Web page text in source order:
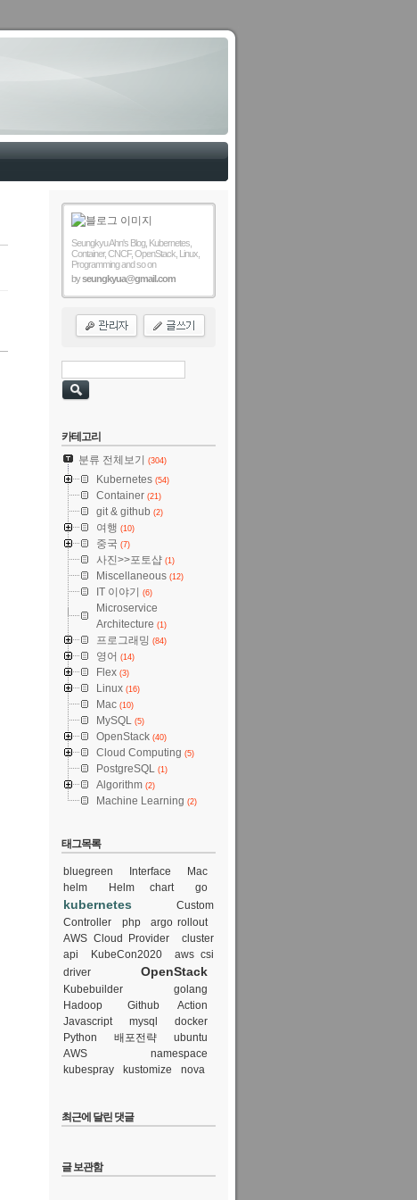
Seungkyu Ahn's Blog, Kubernetes,
Container, CNCF, OpenStack, Linux,
Programming and so on
byseungkyua@gmail.com
카테고리
분류 전체보기
(304)
Kubernetes (54)
Container (21)
git & github (2)
여행 (10)
중국 (7)
사진>>포토샵 (1)
Miscellaneous (12)
IT 이야기 (6)
Microservice
Architecture (1)
프로그래밍 (84)
영어 (14)
Flex (3)
Linux (16)
Mac (10)
MySQL (5)
OpenStack (40)
Cloud Computing (5)
PostgreSQL (1)
Algorithm (2)
Machine Learning (2)
태그목록
bluegreen Interface
Mac
helm
Helm chart go
kubernetes
Custom
Controller
php
argo rollout
AWS Cloud Provider
cluster
api
KubeCon2020
aws csi
driver
OpenStack
Kubebuilder
golang
Hadoop
Github Action
Javascript
mysql
docker
Python
배포전략
ubuntu
AWS
namespace
kubespray
kustomize nova
최근에 달린 댓글
글 보관함